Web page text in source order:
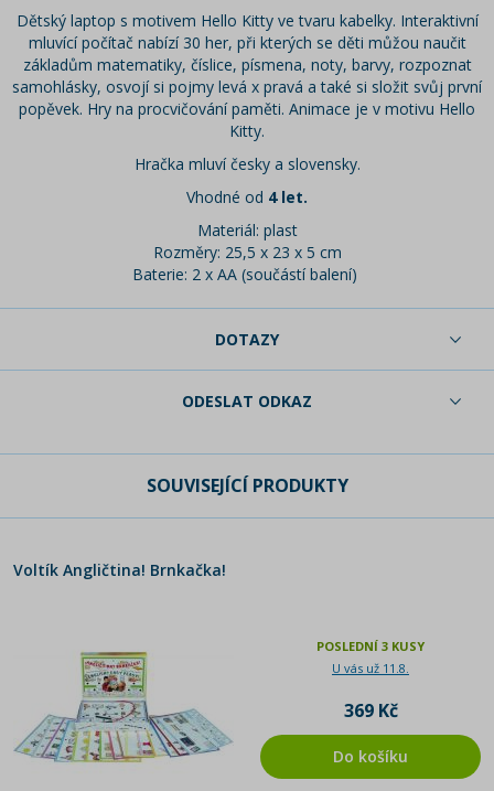
Dětský laptop s motivem Hello Kitty ve tvaru kabelky. Interaktivní
mluvící počítač nabízí 30 her, při kterých se děti můžou naučit
základům matematiky, číslice, písmena, noty, barvy, rozpoznat
samohlásky, osvojí si pojmy levá x pravá a také si složit svůj první
popěvek. Hry na procvičování paměti. Animace je v motivu Hello
Kitty.
Hračka mluví česky a slovensky.
Vhodné od 4 let.
Materiál: plast
Rozměry: 25,5 x 23 x 5 cm
Baterie: 2 x AA (součástí balení)
DOTAZY
ODESLAT ODKAZ
SOUVISEJÍCÍ PRODUKTY
Voltík Angličtina! Brnkačka!
POSLEDNÍ 3 KUSY
U vás už 11.8.
369 Kč
Do košíku